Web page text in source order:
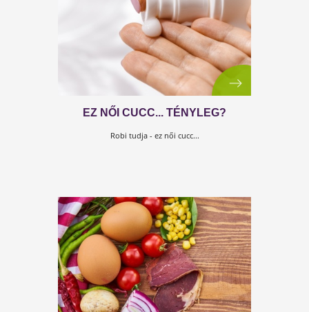
FERMENTÁLJUNK,
FERMENTÁLJUNK!
Miért és hogyan?